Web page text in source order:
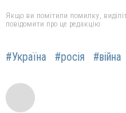
Якщо ви помітили помилку,
повідомити про це редакцію
#Україна #росія #війна